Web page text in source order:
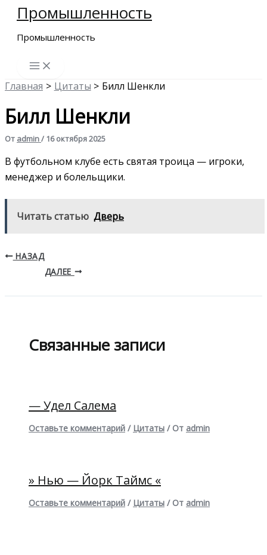
Перейти
содержимому
Промышленность
Промышленность
Главная Цитаты Билл Шенкли
Билл Шенкли
От admin/ 16 октября 2025
В футбольном клубе есть святая троица — игроки,
менеджер и болельщики.
Читать статью Дверь
НАЗАД
ДАЛЕЕ
Связанные записи
— Удел Салема
Оставьте комментарий / Цитаты / От admin
» Нью — Йорк Таймс «
Оставьте комментарий / Цитаты / От admin